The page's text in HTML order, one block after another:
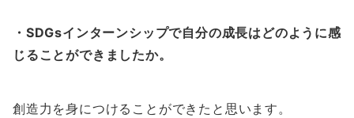
・SDGsインターンシップで自分の成長はどのように感
じることができましたか。
創造力を身につけることができたと思います。